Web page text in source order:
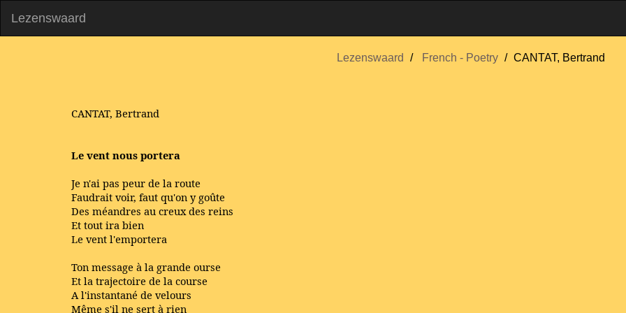
Lezenswaard
Lezenswaard French - Poetry CANTAT, Bertrand
CANTAT, Bertrand
Le vent nous portera
Je n'ai pas peur de la route
Faudrait voir, faut qu'on y goûte
Des méandres au creux des reins
Et tout ira bien
Le vent l'emportera
Ton message à la grande ourse
Et la trajectoire de la course
A l'instantané de velours
Même s'il ne sert à rien